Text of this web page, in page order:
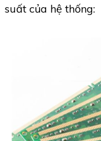
suất của hệ thống: